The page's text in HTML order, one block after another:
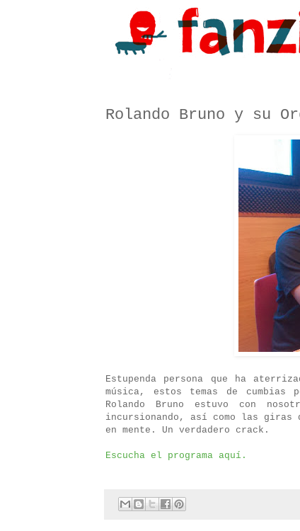
Rolando Bruno y su
Estupenda persona que ha
música, estos temas de cumbias
Rolando Bruno estuvo con
incursionando, así como las giras
en mente. Un verdadero crack.
Escucha el programa aquí.